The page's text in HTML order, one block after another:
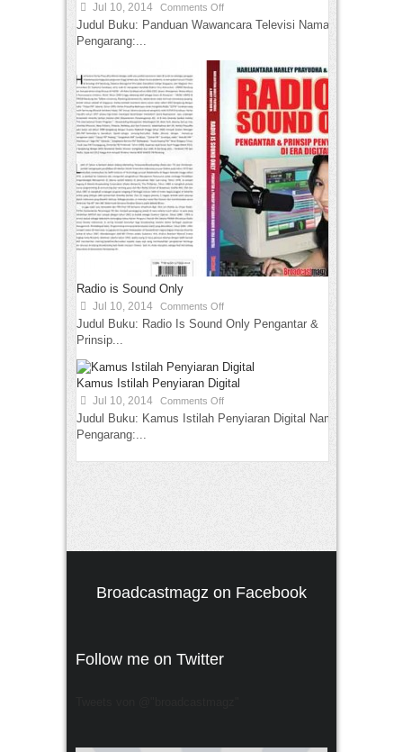
Jul 10, 2014 Comments Off
Judul Buku: Panduan Wawancara Televisi Nama
Pengarang:...
Radio is Sound Only
Jul 10, 2014 Comments Off
Judul Buku: Radio Is Sound Only Pengantar &
Prinsip...
Kamus Istilah Penyiaran Digital
Jul 10, 2014 Comments Off
Judul Buku: Kamus Istilah Penyiaran Digital Nama
Pengarang:...
Broadcastmagz on Facebook
Follow me on Twitter